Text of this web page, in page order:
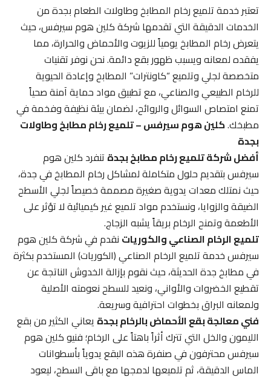
تعتبر خدمة تلميع رخام المطابخ وطاولات الطعام بجدة من
الخدمات الدقيقة التي تقدمها شركة كلين هوم سيرفس، حيث
يتعرض رخام المطابخ يومياً للزيوت والأحماض والحرارة، مما
يفقده لمعانه ويسبب ظهور بقع دائمة. نحن نوفر تقنيات
متخصصة لجلي وتلميع “كاونترات” المطابخ وإعادة الحيوية
للرخام الطبيعي والصناعي، مع تطبيق مواد حماية آمنة صحياً
تمنع امتصاص السوائل والروائح، لضمان بيئة نظيفة وفخمة في
مطبخك.كلين هوم سيرفس – تلميع رخام مطابخ وطاولات
بجدة
أفضل شركة تلميع رخام مطابخ بجدةتنفرد كلين هوم
سيرفس بتقديم حلول متكاملة لمشاكل رخام المطابخ في جدة،
حيث نمتلك معدات يدوية صغيرة مصممة خصيصاً لجلي الأسطح
الضيقة والزوايا، ونستخدم مواد تلميع غير كيميائية لا تؤثر على
الأطعمة وتمنح الرخام بريقاً يشبه الزجاج.
تلميع الرخام الصناعي والكورياتنقدم في شركة كلين هوم
سيرفس خدمة تلميع الرخام الصناعي (الكوريات) المستخدم بكثرة
في مطابخ جدة الحديثة، حيث نقوم بإزالة الخدوش الناتجة عن
تقطيع الخضروات والأواني، ونعيد للسطح نعومته الأصلية
ولمعانه البراق بخطوات احترافية وسريعة.
فني معالجة بقع الأحماض بالرخام بجدةيعاني الكثير من بقع
الليمون والخل التي تترك أثراً باهتاً على الرخام؛ فنيو كلين هوم
سيرفس محترفون في صنفرة هذه البقع يدوياً بأسطوانات
الماس الدقيقة، ثم تلميعها لدمجها مع باقي السطح، ليعود